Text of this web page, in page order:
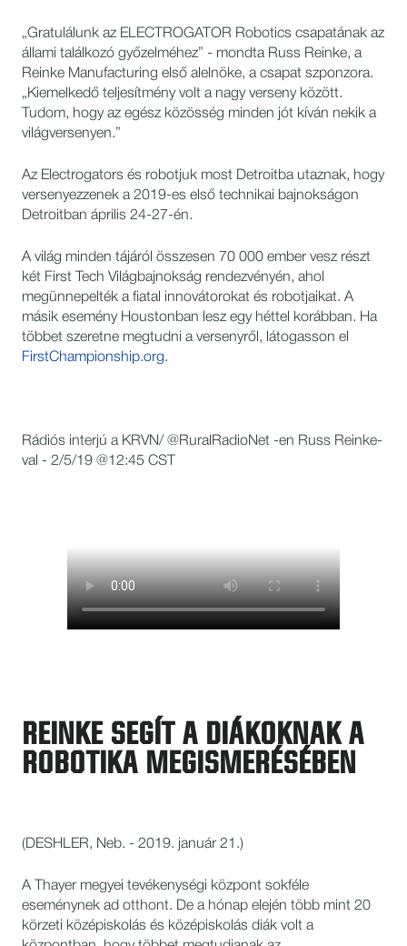
„Gratulálunk az ELECTROGATOR Robotics csapatának az
állami találkozó győzelméhez” - mondta Russ Reinke, a
Reinke Manufacturing első alelnöke, a csapat szponzora.
„Kiemelkedő teljesítmény volt a nagy verseny között.
Tudom, hogy az egész közösség minden jót kíván nekik a
világversenyen.”
Az Electrogators és robotjuk most Detroitba utaznak, hogy
versenyezzenek a 2019-es első technikai bajnokságon
Detroitban április 24-27-én.
A világ minden tájáról összesen 70 000 ember vesz részt
két First Tech Világbajnokság rendezvényén, ahol
megünnepelték a fiatal innovátorokat és robotjaikat. A
másik esemény Houstonban lesz egy héttel korábban. Ha
többet szeretne megtudni a versenyről, látogasson el
FirstChampionship.org.
Rádiós interjú a KRVN/ @RuralRadioNet -en Russ Reinke-
val - 2/5/19 @12:45 CST
REINKE SEGÍT A DIÁKOKNAK A
ROBOTIKA MEGISMERÉSÉBEN
(DESHLER, Neb. - 2019. január 21.)
A Thayer megyei tevékenységi központ sokféle
eseménynek ad otthont. De a hónap elején több mint 20
körzeti középiskolás és középiskolás diák volt a